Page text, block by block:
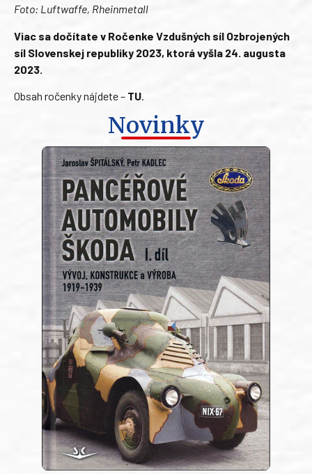
Foto: Luftwaffe, Rheinmetall
Viac sa dočítate v Ročenke Vzdušných síl Ozbrojených
síl Slovenskej republiky 2023, ktorá vyšla 24. augusta
2023.
Obsah ročenky nájdete – TU.
Novinky